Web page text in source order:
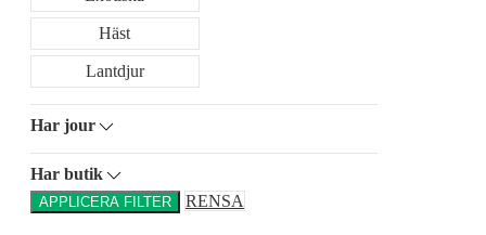
Häst
Lantdjur
Har jour
Har butik
APPLICERA FILTER RENSA